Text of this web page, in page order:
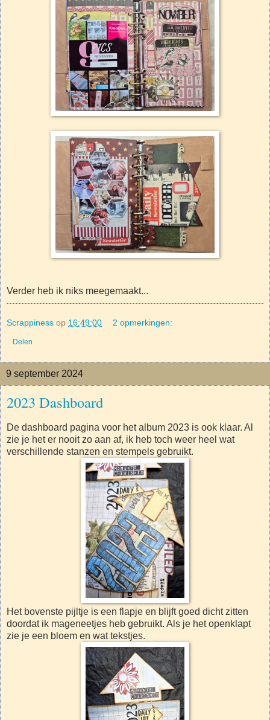
Verder heb ik niks meegemaakt...
Scrappiness op 16:49:00 2 opmerkingen:
Delen
9 september 2024
2023 Dashboard
De dashboard pagina voor het album 2023 is ook klaar. Al
zie je het er nooit zo aan af, ik heb toch weer heel wat
verschillende stanzen en stempels gebruikt.
Het bovenste pijltje is een flapje en blijft goed dicht zitten
doordat ik mageneetjes heb gebruikt. Als je het openklapt
zie je een bloem en wat tekstjes.